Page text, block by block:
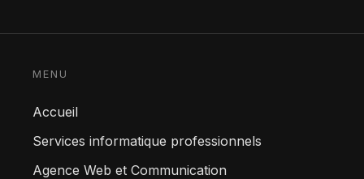
Informatique
Particuliers
MENU
Accueil
Services informatique professionnels
Agence Web et Communication